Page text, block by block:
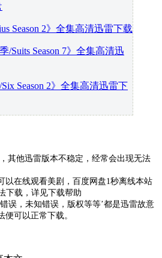
Season 2》全集高清迅雷下载
/Suits Season 7》全集高清迅
Season 2》全集高清迅雷下
其他迅雷版本不稳定，经常会出现无法
以在线观看美剧，百度网盘1秒离线本站
下载，详见下载帮助
误，未知错误，版权等等’都是迅雷故意
便可以正常下载。